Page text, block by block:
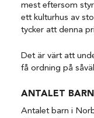
mest eftersom
ett kulturhus av
tycker att denna
Det är värt att
få ordning på
ANTALET
Antalet barn i